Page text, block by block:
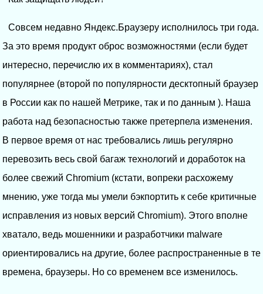
Совсем недавно Яндекс.Браузеру исполнилось три года.
За это время продукт оброс возможностями (если будет
интересно, перечислю их в комментариях), стал
популярнее (второй по популярности десктопный браузер
в России как по нашей Метрике, так и по данным ). Наша
работа над безопасностью также претерпела изменения.
В первое время от нас требовались лишь регулярно
перевозить весь свой багаж технологий и доработок на
более свежий Chromium (кстати, вопреки расхожему
мнению, уже тогда мы умели бэкпортить к себе критичные
исправления из новых версий Chromium). Этого вполне
хватало, ведь мошенники и разработчики malware
ориентировались на другие, более распространенные в те
времена, браузеры. Но со временем все изменилось.